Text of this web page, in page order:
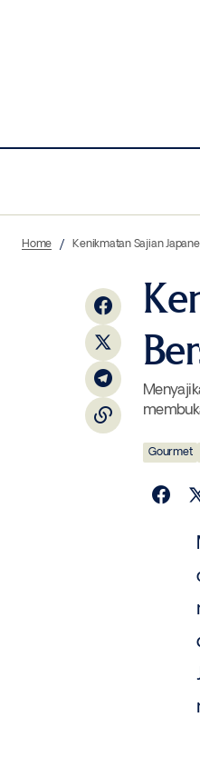
Alissa Wahid dan Kisahnya
Indonesia
Home Kenikmatan Sajian
Gourmet